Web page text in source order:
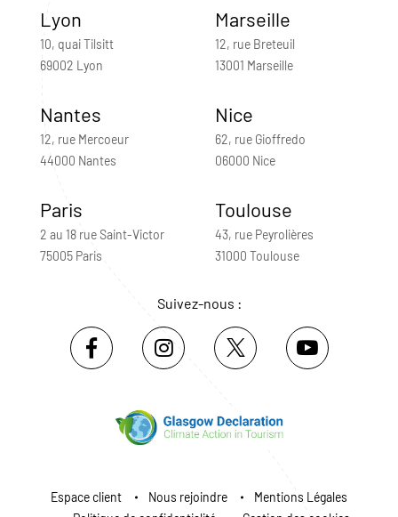
Lyon
10, quai Tilsitt
69002 Lyon
Marseille
12, rue Breteuil
13001 Marseille
Nantes
12, rue Mercoeur
44000 Nantes
Nice
62, rue Gioffredo
06000 Nice
Paris
2 au 18 rue Saint-Victor
75005 Paris
Toulouse
43, rue Peyrolières
31000 Toulouse
Suivez-nous :
Espace client Nous rejoindre
Mentions Légales